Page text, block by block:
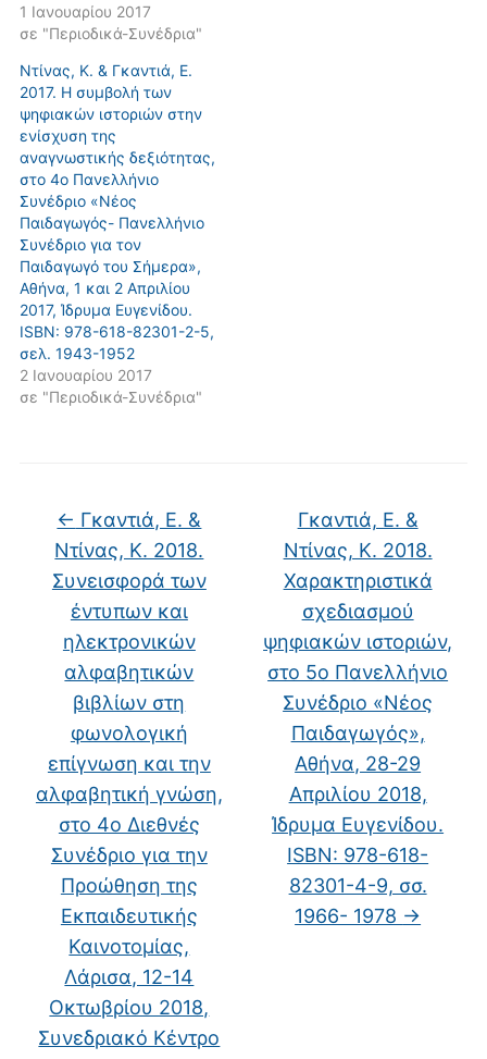
1 Ιανουαρίου 2017
σε "Περιοδικά-Συνέδρια"
Ντίνας, Κ. & Γκαντιά, Ε.
2017. Η συμβολή των
ψηφιακών ιστοριών στην
ενίσχυση της
αναγνωστικής δεξιότητας,
στο 4ο Πανελλήνιο
Συνέδριο «Νέος
Παιδαγωγός- Πανελλήνιο
Συνέδριο για τον
Παιδαγωγό του Σήμερα»,
Αθήνα, 1 και 2 Απριλίου
2017, Ίδρυμα Ευγενίδου.
ISBN: 978-618-82301-2-5,
σελ. 1943-1952
2 Ιανουαρίου 2017
σε "Περιοδικά-Συνέδρια"
← Γκαντιά, Ε. &
Ντίνας, Κ. 2018.
Συνεισφορά των
έντυπων και
ηλεκτρονικών
αλφαβητικών
βιβλίων στη
φωνολογική
επίγνωση και την
αλφαβητική γνώση,
στο 4ο Διεθνές
Συνέδριο για την
Προώθηση της
Εκπαιδευτικής
Καινοτομίας,
Λάρισα, 12-14
Οκτωβρίου 2018,
Συνεδριακό Κέντρο
Γκαντιά, Ε. &
Ντίνας, Κ. 2018.
Χαρακτηριστικά
σχεδιασμού
ψηφιακών ιστοριών,
στο 5ο Πανελλήνιο
Συνέδριο «Νέος
Παιδαγωγός»,
Αθήνα, 28-29
Απριλίου 2018,
Ίδρυμα Ευγενίδου.
ISBN: 978-618-
82301-4-9, σσ.
1966- 1978 →